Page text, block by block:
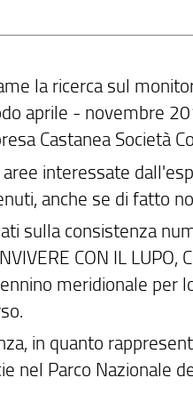
la ricerca sul
aprile - novembre
Castanea Società
interessate
anche se di fatto
sulla consistenza
CON IL LUPO,
meridionale per
in quanto
nel Parco Nazionale